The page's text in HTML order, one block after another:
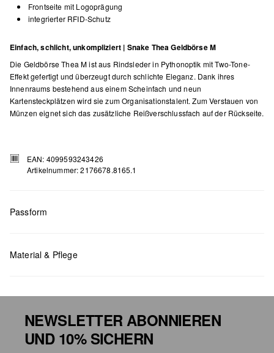
Frontseite mit Logoprägung
integrierter RFID-Schutz
Einfach, schlicht, unkompliziert | Snake Thea Geldbörse M
Die Geldbörse Thea M ist aus Rindsleder in Pythonoptik mit Two-Tone-
Effekt gefertigt und überzeugt durch schlichte Eleganz. Dank ihres
Innenraums bestehend aus einem Scheinfach und neun
Kartensteckplätzen wird sie zum Organisationstalent. Zum Verstauen von
Münzen eignet sich das zusätzliche Reißverschlussfach auf der Rückseite.
EAN: 4099593243426
Artikelnummer: 2176678.8165.1
Passform
Material & Pflege
NEWSLETTER ABONNIEREN
UND 10% SICHERN